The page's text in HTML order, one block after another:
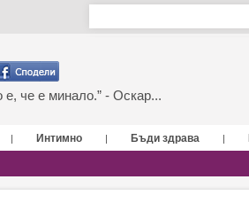
е, че е минало.” - Оскар...
| Интимно | Бъди здрава |